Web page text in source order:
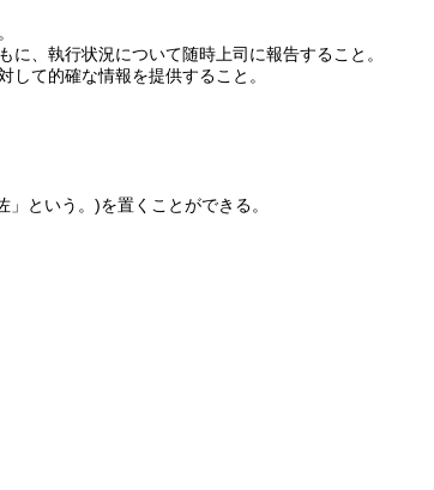
、執行状況について随時上司に報告すること。
て的確な情報を提供すること。
」という。)を置くことができる。